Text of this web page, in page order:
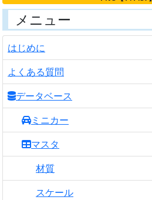
メニュー
はじめに
よくある質問
データベース
ミニカー
マスタ
材質
スケール